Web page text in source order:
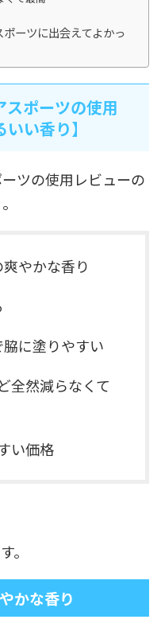
ーツに出会えてよかっ
スポーツの使用
い香り】
ツの使用レビューの
やかな香り
に塗りやすい
全然減らなくて
い価格
。
かな香り